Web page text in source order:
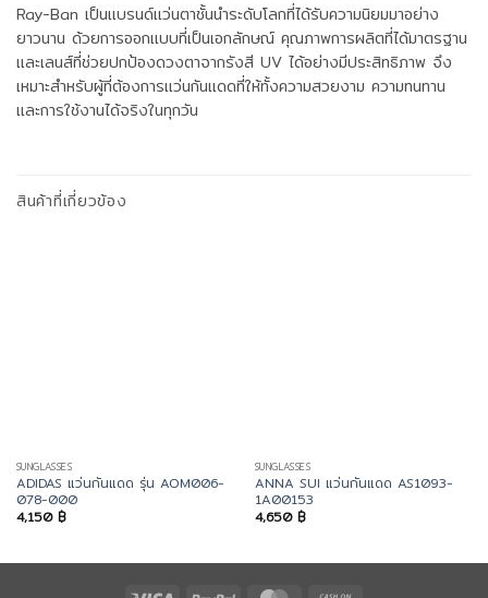
Ray-Ban เป็นแบรนด์แว่นตาชั้นนำระดับโลกที่ได้รับความนิยมมาอย่าง
ยาวนาน ด้วยการออกแบบที่เป็นเอกลักษณ์ คุณภาพการผลิตที่ได้มาตรฐาน
และเลนส์ที่ช่วยปกป้องดวงตาจากรังสี UV ได้อย่างมีประสิทธิภาพ จึง
เหมาะสำหรับผู้ที่ต้องการแว่นกันแดดที่ให้ทั้งความสวยงาม ความทนทาน
และการใช้งานได้จริงในทุกวัน
สินค้าที่เกี่ยวข้อง
SUNGLASSES
ADIDAS แว่นกันแดด รุ่น AOM006-
078-000
4,150 ฿
SUNGLASSES
ANNA SUI แว่นกันแดด AS1093-
1A00153
4,650 ฿